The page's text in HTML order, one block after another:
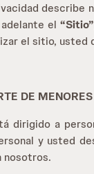
describe
el
el sitio, usted
DE
dirigido a
y usted
nosotros.